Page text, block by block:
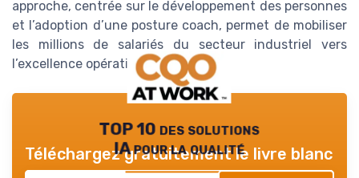
approche, centrée sur le développement des personnes
et l’adoption d’une posture coach, permet de mobiliser
les millions de salariés du secteur industriel vers
l’excellence opérationnelle.
TOP 10 des solutions
IA pour la qualité
Téléchargez gratuitement le livre blanc